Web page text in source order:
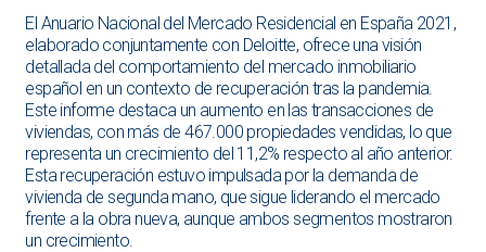
El Anuario Nacional del Mercado Residencial en España 2021,
elaborado conjuntamente con Deloitte, ofrece una visión
detallada del comportamiento del mercado inmobiliario
español en un contexto de recuperación tras la pandemia.
Este informe destaca un aumento en las transacciones de
viviendas, con más de 467.000 propiedades vendidas, lo que
representa un crecimiento del 11,2% respecto al año anterior.
Esta recuperación estuvo impulsada por la demanda de
vivienda de segunda mano, que sigue liderando el mercado
frente a la obra nueva, aunque ambos segmentos mostraron
un crecimiento.